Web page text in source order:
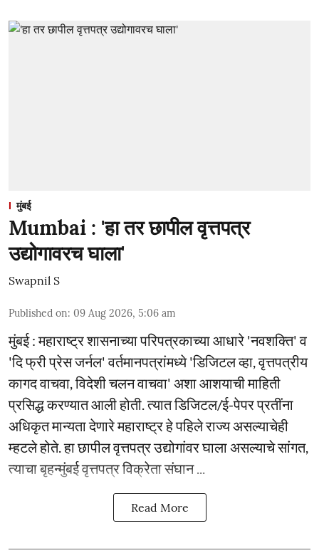
मुंबई
Mumbai : 'हा तर छापील वृत्तपत्र
उद्योगावरच घाला'
Swapnil S
Published on: 09 Aug 2026, 5:06 am
मुंबई : महाराष्ट्र शासनाच्या परिपत्रकाच्या आधारे 'नवशक्ति' व
'दि फ्री प्रेस जर्नल' वर्तमानपत्रांमध्ये 'डिजिटल व्हा, वृत्तपत्रीय
कागद वाचवा, विदेशी चलन वाचवा' अशा आशयाची माहिती
प्रसिद्ध करण्यात आली होती. त्यात डिजिटल/ई-पेपर प्रतींना
अधिकृत मान्यता देणारे महाराष्ट्र हे पहिले राज्य असल्याचेही
म्हटले होते. हा छापील वृत्तपत्र उद्योगांवर घाला असल्याचे सांगत,
त्याचा बृहन्मुंबई वृत्तपत्र विक्रेता संघान ...
Read More